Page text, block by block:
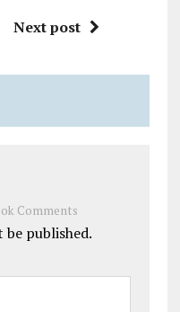
Next post
Comments
published.